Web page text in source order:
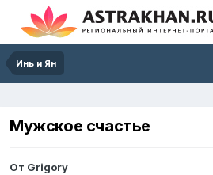
Инь и Ян
Мужское счастье
От Grigory